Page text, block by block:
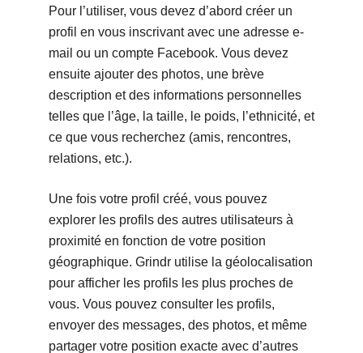
Pour l’utiliser, vous devez d’abord créer un
profil en vous inscrivant avec une adresse e-
mail ou un compte Facebook. Vous devez
ensuite ajouter des photos, une brève
description et des informations personnelles
telles que l’âge, la taille, le poids, l’ethnicité, et
ce que vous recherchez (amis, rencontres,
relations, etc.).
Une fois votre profil créé, vous pouvez
explorer les profils des autres utilisateurs à
proximité en fonction de votre position
géographique. Grindr utilise la géolocalisation
pour afficher les profils les plus proches de
vous. Vous pouvez consulter les profils,
envoyer des messages, des photos, et même
partager votre position exacte avec d’autres